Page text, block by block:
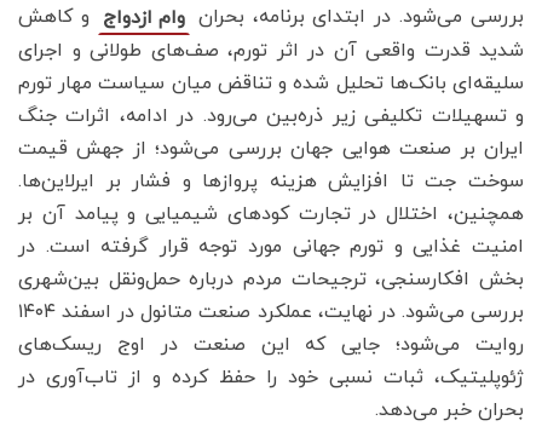
بررسی می‌شود. در ابتدای برنامه، بحران وام ازدواج و کاهش
شدید قدرت واقعی آن در اثر تورم، صف‌های طولانی و اجرای
سلیقه‌ای بانک‌ها تحلیل شده و تناقض میان سیاست مهار تورم
و تسهیلات تکلیفی زیر ذره‌بین می‌رود. در ادامه، اثرات جنگ
ایران بر صنعت هوایی جهان بررسی می‌شود؛ از جهش قیمت
سوخت جت تا افزایش هزینه پروازها و فشار بر ایرلاین‌ها.
همچنین، اختلال در تجارت کودهای شیمیایی و پیامد آن بر
امنیت غذایی و تورم جهانی مورد توجه قرار گرفته است. در
بخش افکارسنجی، ترجیحات مردم درباره حمل‌ونقل بین‌شهری
بررسی می‌شود. در نهایت، عملکرد صنعت متانول در اسفند ۱۴۰۴
روایت می‌شود؛ جایی که این صنعت در اوج ریسک‌های
ژئوپلیتیک، ثبات نسبی خود را حفظ کرده و از تاب‌آوری در
بحران خبر می‌دهد.